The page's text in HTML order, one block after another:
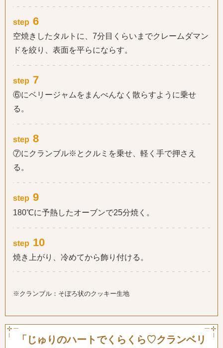
step 6
空焼きしたタルトに、7分目くらいまでクレームダマン
ドを絞り、表面を平らにならす。
step 7
⑥にベリージャムをまんべんなく散らすように乗せ
る。
step 8
⑦にクランブル※とクルミを乗せ、軽く手で押さえ
る。
step 9
180℃に予熱したオーブンで25分焼く。
step 10
焼き上がり、冷めてから飾り付ける。
※クランブル：そぼろ状のクッキー生地
「じゅりのハートでくらくら♡クランベリ